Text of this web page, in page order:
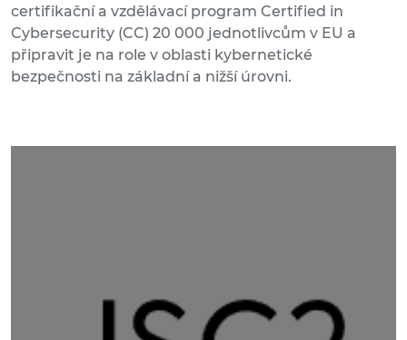
certifikační a vzdělávací program Certified in
Cybersecurity (CC) 20 000 jednotlivcům v EU a
připravit je na role v oblasti kybernetické
bezpečnosti na základní a nižší úrovni.